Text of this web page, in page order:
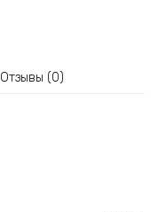
Отзывы (0)